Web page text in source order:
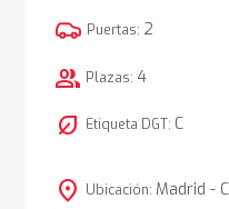
Puertas: 2
group Plazas: 4
nest_eco_leaf Etiqueta DGT: C
location_on Ubicación: Madrid -